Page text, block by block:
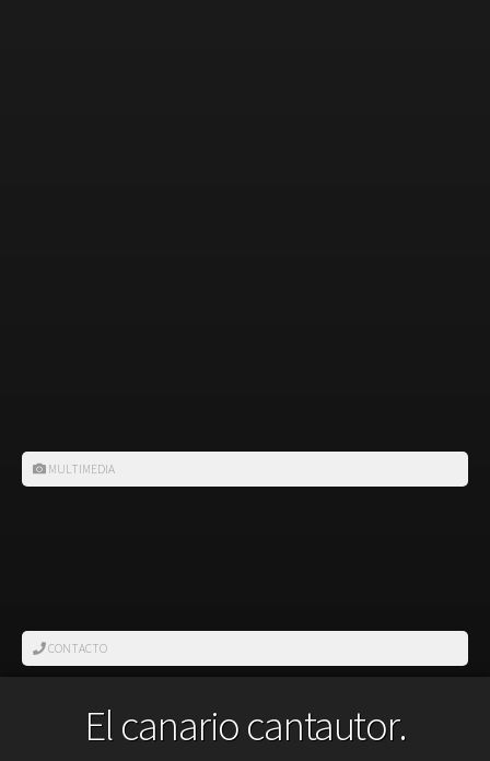
MULTIMEDIA
CONTACTO
El canario cantautor.